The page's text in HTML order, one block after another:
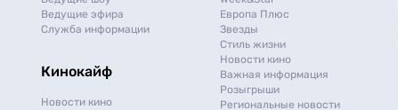
Ведущие эфира
Служба информации
Кинокайф
Новости кино
Европа Плюс
Звезды
Стиль жизни
Новости кино
Важная информация
Розыгрыши
Региональные новости